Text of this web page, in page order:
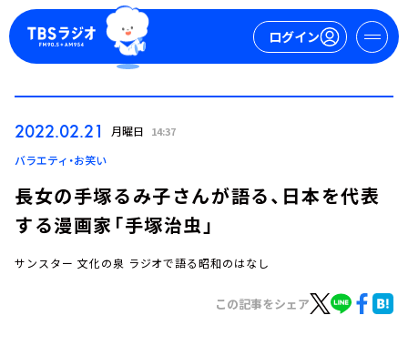
ログイン
ログイン
2022.02.21 月曜日 14:37
バラエティ・お笑い
長女の手塚るみ子さんが語る、日本を代表
する漫画家「手塚治虫」
サンスター 文化の泉 ラジオで語る昭和のはなし
この記事をシェア